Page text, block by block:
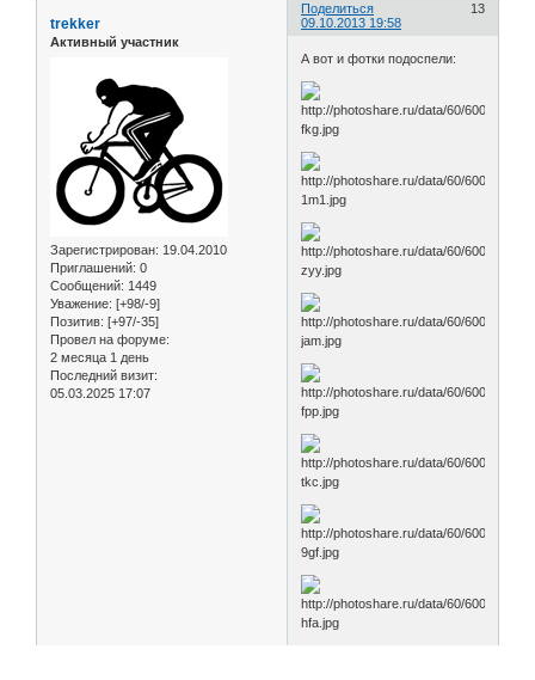
Поделиться
13
09.10.2013 19:58
trekker
Активный участник
Зарегистрирован: 19.04.2010
Приглашений: 0
Сообщений: 1449
Уважение: [+98/-9]
Позитив: [+97/-35]
Провел на форуме:
2 месяца 1 день
Последний визит:
05.03.2025 17:07
А вот и фотки подоспели: